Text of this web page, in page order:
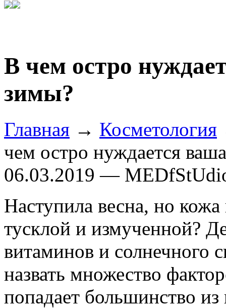
В чем остро
зимы?
Главная → Косметология
чем остро нуждается
06.03.2019 —
Наступила весна, но
тусклой и измученной?
витаминов и
назвать множество
попадает большинство из